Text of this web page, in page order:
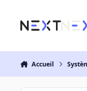
Accueil